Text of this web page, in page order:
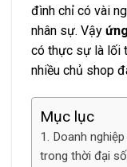
đình chỉ có vài
nhân sự. Vậy
có thực sự là lối
nhiều chủ shop
Mục lục
Doanh
trong thời đại số